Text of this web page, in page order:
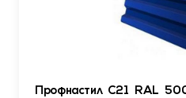
Профнастил С21 RAL